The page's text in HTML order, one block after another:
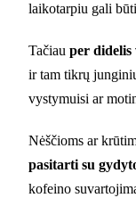
laikotarpiu gali
Tačiau per
ir tam tikrų
vystymuisi ar
Nėščioms ar
pasitarti su
kofeino